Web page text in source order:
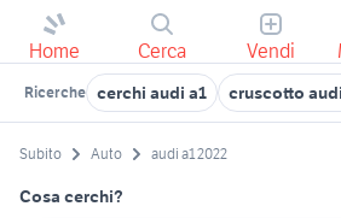
Home Cerca Vendi
Ricerche cerchi audi a1 cruscotto
Subito Auto audi a1 2022
Cosa cerchi?